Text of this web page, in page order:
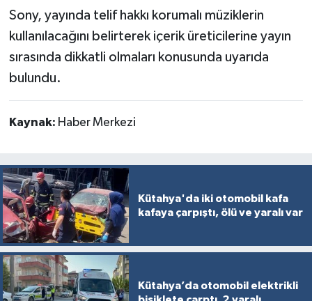
Sony, yayında telif hakkı korumalı müziklerin
kullanılacağını belirterek içerik üreticilerine yayın
sırasında dikkatli olmaları konusunda uyarıda
bulundu.
Kaynak: Haber Merkezi
Kütahya'da iki otomobil kafa
kafaya çarpıştı, ölü ve yaralı var
Kütahya’da otomobil elektrikli